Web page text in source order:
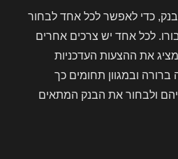
כדי לאפשר לכל אחד לבחור
לכל אחד יש צרכים אחרים
את ההצעות העדכניות
ובמגוון תחומים כך
ולבחור את הבנק המתאים